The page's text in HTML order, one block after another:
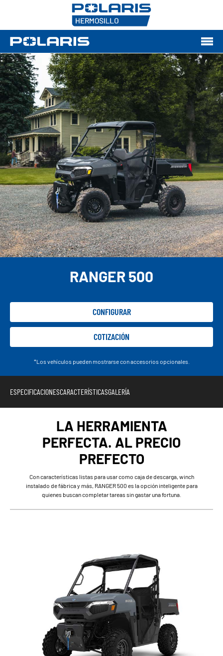
RANGER 500
CONFIGURAR
COTIZACIÓN
*Los vehículos pueden mostrarse con accesorios opcionales.
ESPECIFICACIONESCARACTERÍSTICASGALERÍA
LA HERRAMIENTA
PERFECTA. AL PRECIO
PREFECTO
Con características listas para usar como caja de descarga, winch
instalado de fábrica y más, RANGER 500 es la opción inteligente para
quienes buscan completar tareas sin gastar una fortuna.